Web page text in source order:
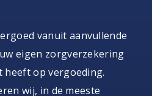
vanuit aanvullende
eigen zorgverzekering
op vergoeding.
wij, in de meeste